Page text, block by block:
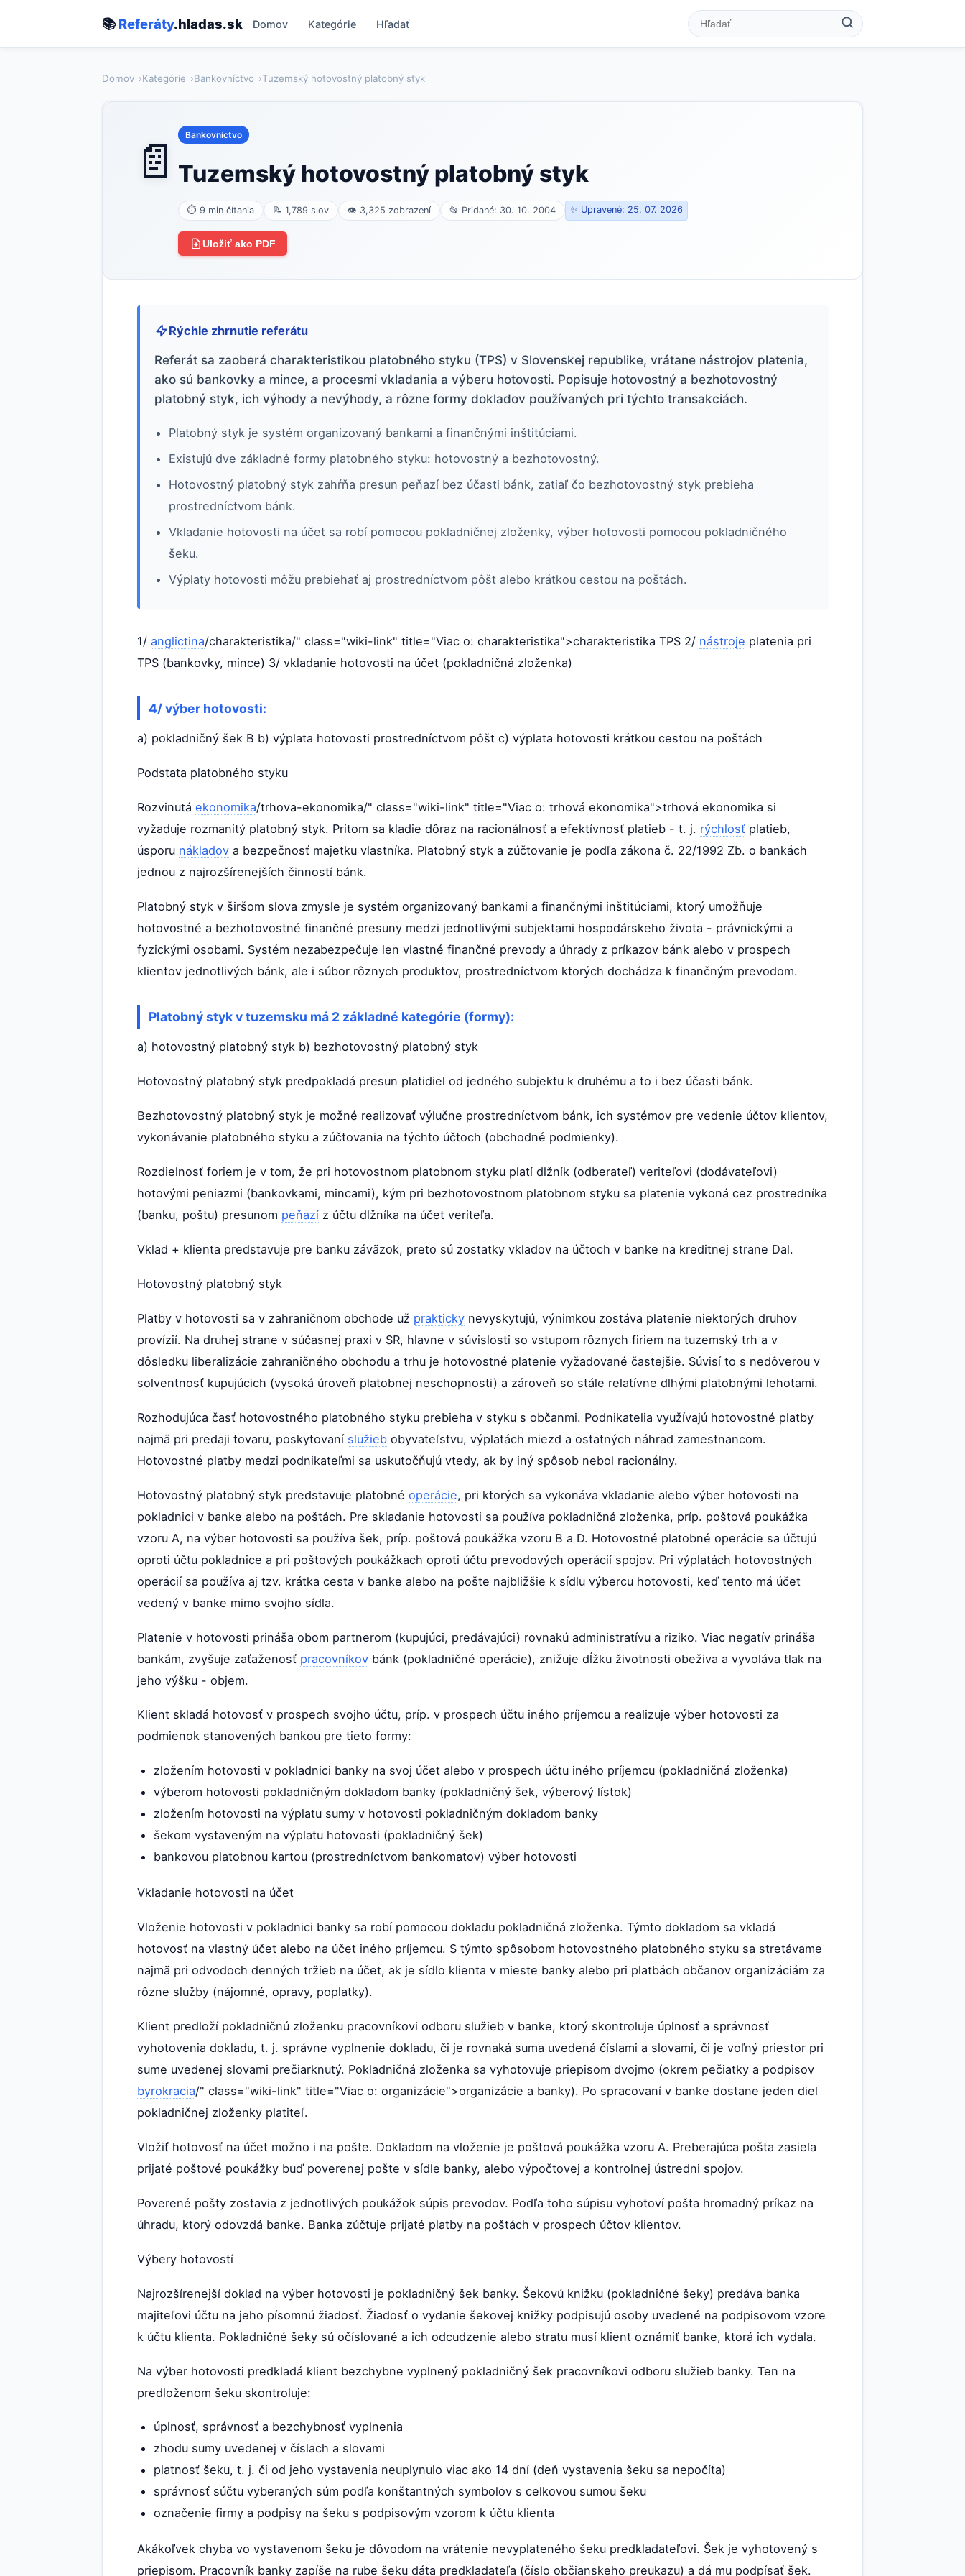
📚Referáty.hladas.sk Domov Kategórie Hľadať
Domov Kategórie Bankovníctvo Tuzemský hotovostný platobný styk
📄 Bankovníctvo
Tuzemský hotovostný platobný styk
⏱ 9 min čítania 📝 1,789 slov 👁 3,325 zobrazení 📂 Pridané: 30. 10. 2004 ✨ Upravené: 25. 07. 2026
Uložiť ako PDF
Rýchle zhrnutie referátu
Referát sa zaoberá charakteristikou platobného styku (TPS) v Slovenskej republike, vrátane nástrojov platenia,
ako sú bankovky a mince, a procesmi vkladania a výberu hotovosti. Popisuje hotovostný a bezhotovostný
platobný styk, ich výhody a nevýhody, a rôzne formy dokladov používaných pri týchto transakciách.
Platobný styk je systém organizovaný bankami a finančnými inštitúciami.
Existujú dve základné formy platobného styku: hotovostný a bezhotovostný.
Hotovostný platobný styk zahŕňa presun peňazí bez účasti bánk, zatiaľ čo bezhotovostný styk prebieha
prostredníctvom bánk.
Vkladanie hotovosti na účet sa robí pomocou pokladničnej zloženky, výber hotovosti pomocou pokladničného
šeku.
Výplaty hotovosti môžu prebiehať aj prostredníctvom pôšt alebo krátkou cestou na poštách.
1/ anglictina/charakteristika/" class="wiki-link" title="Viac o: charakteristika">charakteristika TPS 2/ nástroje platenia pri
TPS (bankovky, mince) 3/ vkladanie hotovosti na účet (pokladničná zloženka)
4/ výber hotovosti:
a) pokladničný šek B b) výplata hotovosti prostredníctvom pôšt c) výplata hotovosti krátkou cestou na poštách
Podstata platobného styku
Rozvinutá ekonomika/trhova-ekonomika/" class="wiki-link" title="Viac o: trhová ekonomika">trhová ekonomika si
vyžaduje rozmanitý platobný styk. Pritom sa kladie dôraz na racionálnosť a efektívnosť platieb - t. j. rýchlosť platieb,
úsporu nákladov a bezpečnosť majetku vlastníka. Platobný styk a zúčtovanie je podľa zákona č. 22/1992 Zb. o bankách
jednou z najrozšírenejších činností bánk.
Platobný styk v širšom slova zmysle je systém organizovaný bankami a finančnými inštitúciami, ktorý umožňuje
hotovostné a bezhotovostné finančné presuny medzi jednotlivými subjektami hospodárskeho života - právnickými a
fyzickými osobami. Systém nezabezpečuje len vlastné finančné prevody a úhrady z príkazov bánk alebo v prospech
klientov jednotlivých bánk, ale i súbor rôznych produktov, prostredníctvom ktorých dochádza k finančným prevodom.
Platobný styk v tuzemsku má 2 základné kategórie (formy):
a) hotovostný platobný styk b) bezhotovostný platobný styk
Hotovostný platobný styk predpokladá presun platidiel od jedného subjektu k druhému a to i bez účasti bánk.
Bezhotovostný platobný styk je možné realizovať výlučne prostredníctvom bánk, ich systémov pre vedenie účtov klientov,
vykonávanie platobného styku a zúčtovania na týchto účtoch (obchodné podmienky).
Rozdielnosť foriem je v tom, že pri hotovostnom platobnom styku platí dlžník (odberateľ) veriteľovi (dodávateľovi)
hotovými peniazmi (bankovkami, mincami), kým pri bezhotovostnom platobnom styku sa platenie vykoná cez prostredníka
(banku, poštu) presunom peňazí z účtu dlžníka na účet veriteľa.
Vklad + klienta predstavuje pre banku záväzok, preto sú zostatky vkladov na účtoch v banke na kreditnej strane Dal.
Hotovostný platobný styk
Platby v hotovosti sa v zahraničnom obchode už prakticky nevyskytujú, výnimkou zostáva platenie niektorých druhov
provízií. Na druhej strane v súčasnej praxi v SR, hlavne v súvislosti so vstupom rôznych firiem na tuzemský trh a v
dôsledku liberalizácie zahraničného obchodu a trhu je hotovostné platenie vyžadované častejšie. Súvisí to s nedôverou v
solventnosť kupujúcich (vysoká úroveň platobnej neschopnosti) a zároveň so stále relatívne dlhými platobnými lehotami.
Rozhodujúca časť hotovostného platobného styku prebieha v styku s občanmi. Podnikatelia využívajú hotovostné platby
najmä pri predaji tovaru, poskytovaní služieb obyvateľstvu, výplatách miezd a ostatných náhrad zamestnancom.
Hotovostné platby medzi podnikateľmi sa uskutočňujú vtedy, ak by iný spôsob nebol racionálny.
Hotovostný platobný styk predstavuje platobné operácie, pri ktorých sa vykonáva vkladanie alebo výber hotovosti na
pokladnici v banke alebo na poštách. Pre skladanie hotovosti sa používa pokladničná zloženka, príp. poštová poukážka
vzoru A, na výber hotovosti sa používa šek, príp. poštová poukážka vzoru B a D. Hotovostné platobné operácie sa účtujú
oproti účtu pokladnice a pri poštových poukážkach oproti účtu prevodových operácií spojov. Pri výplatách hotovostných
operácií sa používa aj tzv. krátka cesta v banke alebo na pošte najbližšie k sídlu výbercu hotovosti, keď tento má účet
vedený v banke mimo svojho sídla.
Platenie v hotovosti prináša obom partnerom (kupujúci, predávajúci) rovnakú administratívu a riziko. Viac negatív prináša
bankám, zvyšuje zaťaženosť pracovníkov bánk (pokladničné operácie), znižuje dĺžku životnosti obeživa a vyvoláva tlak na
jeho výšku - objem.
Klient skladá hotovosť v prospech svojho účtu, príp. v prospech účtu iného príjemcu a realizuje výber hotovosti za
podmienok stanovených bankou pre tieto formy:
zložením hotovosti v pokladnici banky na svoj účet alebo v prospech účtu iného príjemcu (pokladničná zloženka)
výberom hotovosti pokladničným dokladom banky (pokladničný šek, výberový lístok)
zložením hotovosti na výplatu sumy v hotovosti pokladničným dokladom banky
šekom vystaveným na výplatu hotovosti (pokladničný šek)
bankovou platobnou kartou (prostredníctvom bankomatov) výber hotovosti
Vkladanie hotovosti na účet
Vloženie hotovosti v pokladnici banky sa robí pomocou dokladu pokladničná zloženka. Týmto dokladom sa vkladá
hotovosť na vlastný účet alebo na účet iného príjemcu. S týmto spôsobom hotovostného platobného styku sa stretávame
najmä pri odvodoch denných tržieb na účet, ak je sídlo klienta v mieste banky alebo pri platbách občanov organizáciám za
rôzne služby (nájomné, opravy, poplatky).
Klient predloží pokladničnú zloženku pracovníkovi odboru služieb v banke, ktorý skontroluje úplnosť a správnosť
vyhotovenia dokladu, t. j. správne vyplnenie dokladu, či je rovnaká suma uvedená číslami a slovami, či je voľný priestor pri
sume uvedenej slovami prečiarknutý. Pokladničná zloženka sa vyhotovuje priepisom dvojmo (okrem pečiatky a podpisov
byrokracia/" class="wiki-link" title="Viac o: organizácie">organizácie a banky). Po spracovaní v banke dostane jeden diel
pokladničnej zloženky platiteľ.
Vložiť hotovosť na účet možno i na pošte. Dokladom na vloženie je poštová poukážka vzoru A. Preberajúca pošta zasiela
prijaté poštové poukážky buď poverenej pošte v sídle banky, alebo výpočtovej a kontrolnej ústredni spojov.
Poverené pošty zostavia z jednotlivých poukážok súpis prevodov. Podľa toho súpisu vyhotoví pošta hromadný príkaz na
úhradu, ktorý odovzdá banke. Banka zúčtuje prijaté platby na poštách v prospech účtov klientov.
Výbery hotovostí
Najrozšírenejší doklad na výber hotovosti je pokladničný šek banky. Šekovú knižku (pokladničné šeky) predáva banka
majiteľovi účtu na jeho písomnú žiadosť. Žiadosť o vydanie šekovej knižky podpisujú osoby uvedené na podpisovom vzore
k účtu klienta. Pokladničné šeky sú očíslované a ich odcudzenie alebo stratu musí klient oznámiť banke, ktorá ich vydala.
Na výber hotovosti predkladá klient bezchybne vyplnený pokladničný šek pracovníkovi odboru služieb banky. Ten na
predloženom šeku skontroluje:
úplnosť, správnosť a bezchybnosť vyplnenia
zhodu sumy uvedenej v číslach a slovami
platnosť šeku, t. j. či od jeho vystavenia neuplynulo viac ako 14 dní (deň vystavenia šeku sa nepočíta)
správnosť súčtu vyberaných súm podľa konštantných symbolov s celkovou sumou šeku
označenie firmy a podpisy na šeku s podpisovým vzorom k účtu klienta
Akákoľvek chyba vo vystavenom šeku je dôvodom na vrátenie nevyplateného šeku predkladateľovi. Šek je vyhotovený s
priepisom. Pracovník banky zapíše na rube šeku dáta predkladateľa (číslo občianskeho preukazu) a dá mu podpísať šek.